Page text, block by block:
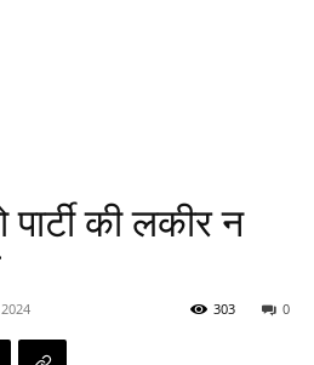
पार्टी की लकीर न
0
303